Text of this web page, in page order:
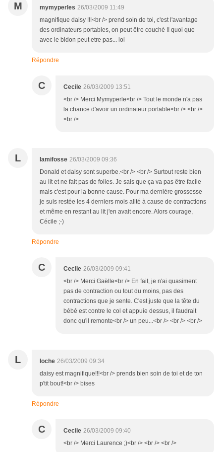
M mymyperles 26/03/2009 11:49
magnifique daisy !!!<br /> prend soin de toi, c'est l'avantage
des ordinateurs portables, on peut être couché !! quoi que
avec le bidon peut etre pas... lol
Répondre
C Cecile 26/03/2009 13:51
<br /> Merci Mymyperle<br /> Tout le monde n'a pas
la chance d'avoir un ordinateur portable<br /> <br />
<br />
L lamifosse 26/03/2009 09:36
Donald et daisy sont superbe.<br /> <br /> Surtout reste bien
au lit et ne fait pas de folies. Je sais que ça va pas être facile
mais c'est pour la bonne cause. Pour ma dernière grossesse
je suis restée les 4 derniers mois alité à cause de contractions
et même en restant au lit j'en avait encore. Alors courage,
Cécile ;-)
Répondre
C Cecile 26/03/2009 09:41
<br /> Merci Gaëlle<br /> En fait, je n'ai quasiment
pas de contraction ou tout du moins, pas des
contractions que je sente. C'est juste que la tête du
bébé est contre le col et appuie dessus, il faudrait
donc qu'il remonte<br /> un peu...<br /> <br /> <br />
L loche 26/03/2009 09:34
daisy est magnifique!!!<br /> prends bien soin de toi et de ton
p'tit bout!<br /> bises
Répondre
C Cecile 26/03/2009 09:40
<br /> Merci Laurence ;)<br /> <br /> <br />